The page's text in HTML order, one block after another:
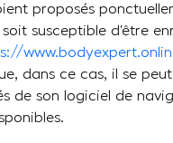
proposés
susceptible d’être
dans ce cas, il se
de son logiciel de